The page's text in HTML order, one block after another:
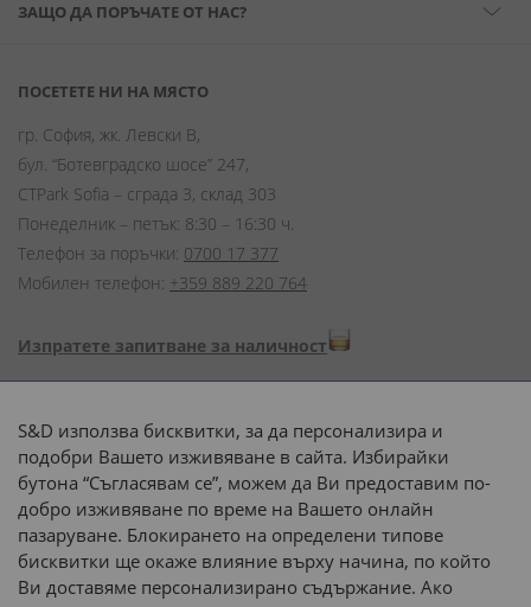
ЗАЩО ДА ПОРЪЧАТЕ ОТ НАС?
ПОСЕТЕТЕ НИ НА МЯСТО
гр. София, жк. Левски В,
бул. “Ботевградско шосе” 247,
CTPark Sofia – сграда 3, склад 303
Понеделник – петък: 8:30 – 16:30 ч.
Телефон за поръчки: 0700 17 377
Мобилен телефон: +359 889 220 764
Изпратете запитване за наличност
Начини на плащане:
Доставка до адрес с:
или
наш транспорт
S&D използва бисквитки, за да персонализира и
подобри Вашето изживяване в сайта. Избирайки
бутона “Съгласявам се”, можем да Ви предоставим по-
добро изживяване по време на Вашето онлайн
пазаруване. Блокирането на определени типове
бисквитки ще окаже влияние върху начина, по който
Ви доставяме персонализирано съдържание. Ако